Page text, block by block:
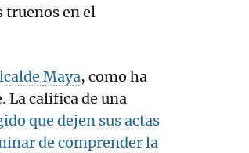
truenos en el
Maya, como ha
La califica de una
que dejen sus actas
de comprender la